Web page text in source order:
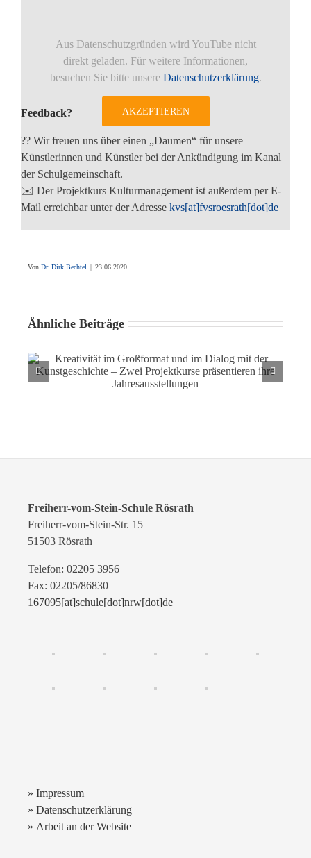
Aus Datenschutzgründen wird YouTube nicht
direkt geladen. Für weitere Informationen,
besuchen Sie bitte unsere Datenschutzerklärung.
AKZEPTIEREN
Feedback?
?? Wir freuen uns über einen „Daumen“ für unsere
Künstlerinnen und Künstler bei der Ankündigung im Kanal
der Schulgemeinschaft.
✉️ Der Projektkurs Kulturmanagement ist außerdem per E-
Mail erreichbar unter der Adresse kvs[at]fvsroesrath[dot]de
Von Dr. Dirk Bechtel | 23.06.2020
Ähnliche Beiträge
Kreativität im Großformat und im Dialog mit der
Kunstgeschichte – Zwei Projektkurse präsentieren ihre
Jahresausstellungen
Freiherr-vom-Stein-Schule Rösrath
Freiherr-vom-Stein-Str. 15
51503 Rösrath
Telefon: 02205 3956
Fax: 02205/86830
167095[at]schule[dot]nrw[dot]de
» Impressum
» Datenschutzerklärung
» Arbeit an der Website